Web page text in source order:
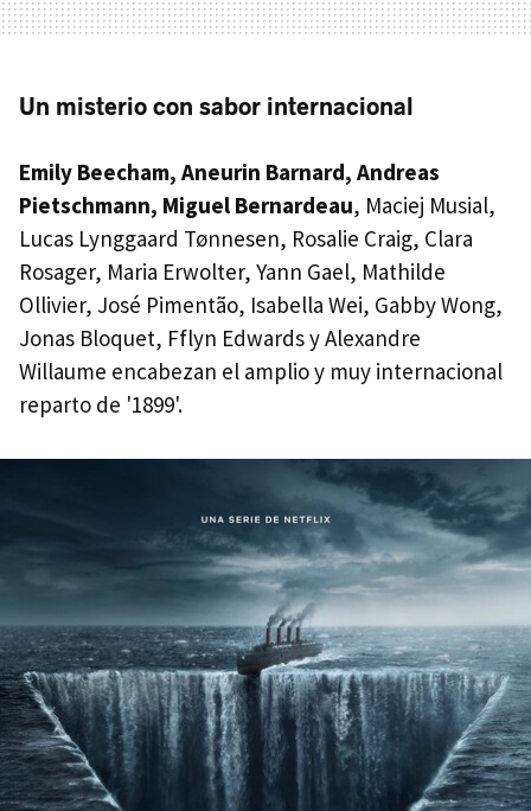
Un misterio con sabor internacional
Emily Beecham, Aneurin Barnard, Andreas
Pietschmann, Miguel Bernardeau, Maciej Musial,
Lucas Lynggaard Tønnesen, Rosalie Craig, Clara
Rosager, Maria Erwolter, Yann Gael, Mathilde
Ollivier, José Pimentão, Isabella Wei, Gabby Wong,
Jonas Bloquet, Fflyn Edwards y Alexandre
Willaume encabezan el amplio y muy internacional
reparto de '1899'.